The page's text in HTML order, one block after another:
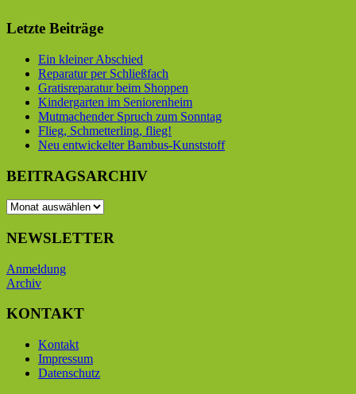
Letzte Beiträge
Ein kleiner Abschied
Reparatur per Schließfach
Gratisreparatur beim Shoppen
Kindergarten im Seniorenheim
Mutmachender Spruch zum Sonntag
Flieg, Schmetterling, flieg!
Neu entwickelter Bambus-Kunststoff
BEITRAGSARCHIV
BEITRAGSARCHIV
NEWSLETTER
Anmeldung
Archiv
KONTAKT
Kontakt
Impressum
Datenschutz